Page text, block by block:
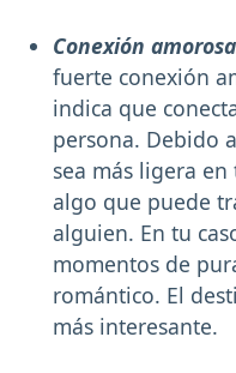
Conexión
fuerte conexión
indica que
persona. Debido
sea más ligera
algo que puede
alguien. En tu
momentos de
romántico. El
más interesante.